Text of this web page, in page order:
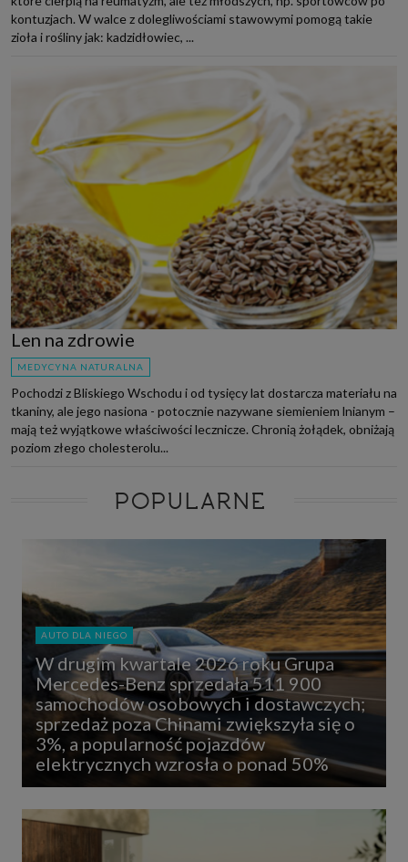
kontuzjach. W walce z dolegliwościami stawowymi pomogą takie
zioła i rośliny jak: kadzidłowiec, ...
Len na zdrowie
MEDYCYNA NATURALNA
Pochodzi z Bliskiego Wschodu i od tysięcy lat dostarcza materiału na
tkaniny, ale jego nasiona - potocznie nazywane siemieniem lnianym –
mają też wyjątkowe właściwości lecznicze. Chronią żołądek, obniżają
poziom złego cholesterolu...
POPULARNE
AUTO DLA NIEGO
W drugim kwartale 2026 roku Grupa
Mercedes-Benz sprzedała 511 900
samochodów osobowych i dostawczych;
sprzedaż poza Chinami zwiększyła się o
3%, a popularność pojazdów
elektrycznych wzrosła o ponad 50%